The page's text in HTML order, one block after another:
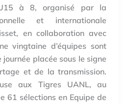
à 8, organisé par la
et internationale
en collaboration avec
vingtaine d’équipes sont
placée sous le signe
et de la transmission.
aux Tigres UANL, au
61 sélections en Equipe de